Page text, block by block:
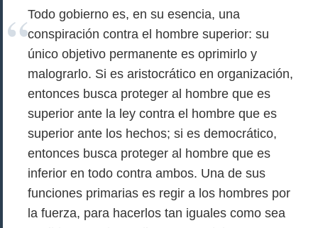
Todo gobierno es, en su esencia, una
conspiración contra el hombre superior: su
único objetivo permanente es oprimirlo y
malograrlo. Si es aristocrático en organización,
entonces busca proteger al hombre que es
superior ante la ley contra el hombre que es
superior ante los hechos; si es democrático,
entonces busca proteger al hombre que es
inferior en todo contra ambos. Una de sus
funciones primarias es regir a los hombres por
la fuerza, para hacerlos tan iguales como sea